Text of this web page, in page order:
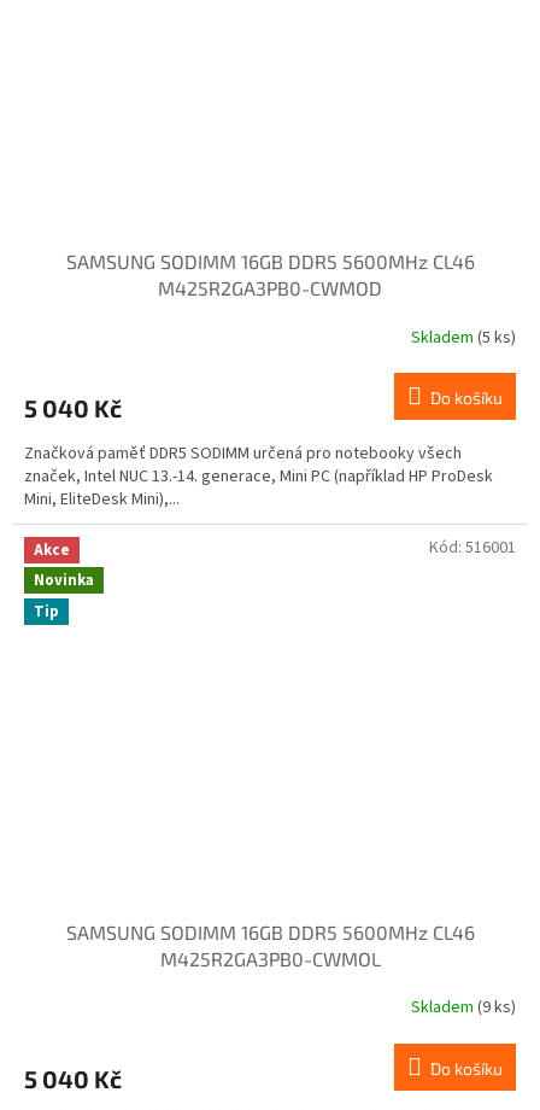
SAMSUNG SODIMM 16GB DDR5 5600MHz CL46
M425R2GA3PB0-CWMOD
Skladem (5 ks)
5 040 Kč Do košíku
Značková paměť DDR5 SODIMM určená pro notebooky všech
značek, Intel NUC 13.-14. generace, Mini PC (například HP ProDesk
Mini, EliteDesk Mini),...
Akce
Novinka
Tip
SAMSUNG SODIMM 16GB DDR5 5600MHz CL46
M425R2GA3PB0-CWMOL
Skladem (9 ks)
5 040 Kč Do košíku
Kód: 516001